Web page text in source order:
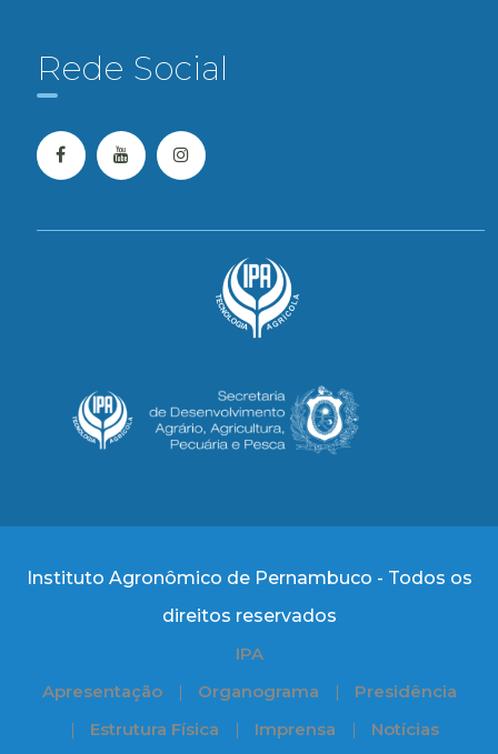
Rede Social
Instituto Agronômico de Pernambuco - Todos os
direitos reservados
IPA
Apresentação
Organograma
Presidência
Estrutura Física
Imprensa
Notícias